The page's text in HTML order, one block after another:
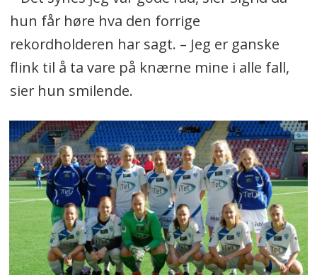
hun får høre hva den forrige
rekordholderen har sagt. – Jeg er ganske
flink til å ta vare på knærne mine i alle fall,
sier hun smilende.